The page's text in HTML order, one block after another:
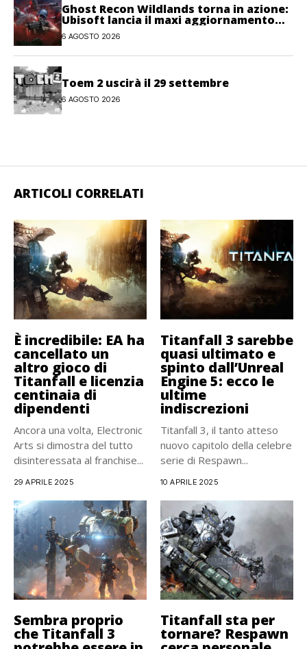
Ghost Recon Wildlands torna in azione:
Ubisoft lancia il maxi aggiornamento
gratuito Last Rites
6 AGOSTO 2026
Toem 2 uscirà il 29 settembre
6 AGOSTO 2026
ARTICOLI CORRELATI
È incredibile: EA ha
cancellato un
altro gioco di
Titanfall e licenzia
centinaia di
dipendenti
Ancora una volta, Electronic
Arts si dimostra del tutto
disinteressata al franchise...
29 APRILE 2025
Titanfall 3 sarebbe
quasi ultimato e
spinto dall’Unreal
Engine 5: ecco le
ultime
indiscrezioni
Titanfall 3, il tanto atteso
nuovo capitolo della celebre
serie di Respawn...
10 APRILE 2025
Sembra proprio
che Titanfall 3
Titanfall sta per
tornare? Respawn